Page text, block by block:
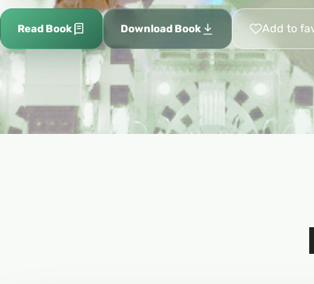
Read Book Download Book Add to